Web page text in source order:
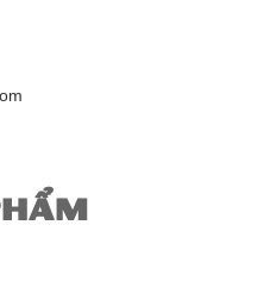
đối với nhà sản xuất hoặc
phẩm bị lỗi hoặc hỏng hóc